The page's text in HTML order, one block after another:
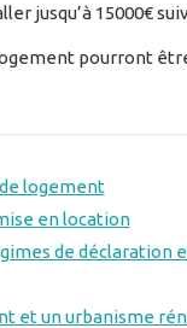
jusqu’à 15000€
pourront
logement
en location
de déclaration
et un urbanisme